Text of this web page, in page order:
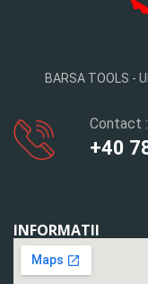
BARSA TOOLS -
Contact :
+40
INFORMATII